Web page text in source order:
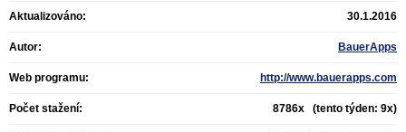
Aktualizováno: 30.1.2016
Autor: BauerApps
Web programu: http://www.bauerapps.com
Počet stažení: 8786x (tento týden: 9x)